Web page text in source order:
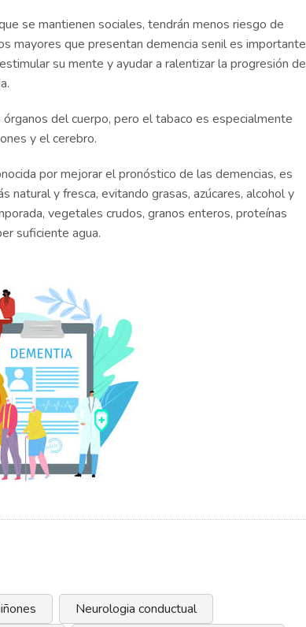
se mantienen sociales, tendrán menos riesgo de
mayores que presentan demencia senil es importante
su mente y ayudar a ralentizar la progresión de
del cuerpo, pero el tabaco es especialmente
y el cerebro.
por mejorar el pronóstico de las demencias, es
natural y fresca, evitando grasas, azúcares, alcohol y
vegetales crudos, granos enteros, proteínas
suficiente agua.
Neurologia conductual